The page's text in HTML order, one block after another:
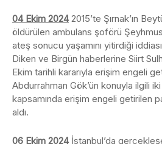
04 Ekim 2024 2015’te Şırnak’ın
öldürülen ambulans şoförü Şeyhmus
ateş sonucu yaşamını yitirdiği
Diken ve Birgün haberlerine Siirt
Ekim tarihli kararıyla erişim engeli
Abdurrahman Gök’ün konuyla ilgili
kapsamında erişim engeli getirilen
aldı.
06 Ekim 2024 İstanbul’da